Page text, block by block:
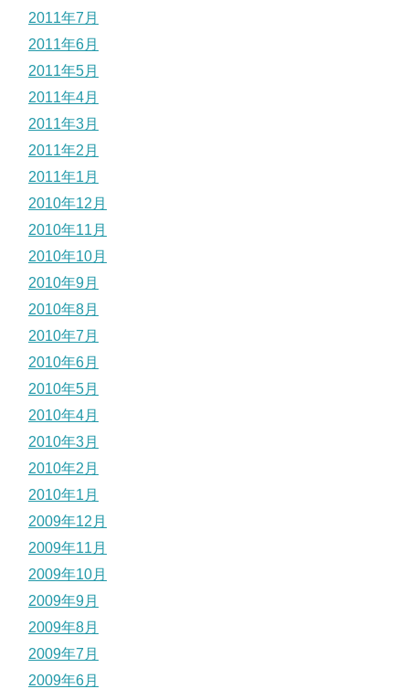
2011年7月
2011年6月
2011年5月
2011年4月
2011年3月
2011年2月
2011年1月
2010年12月
2010年11月
2010年10月
2010年9月
2010年8月
2010年7月
2010年6月
2010年5月
2010年4月
2010年3月
2010年2月
2010年1月
2009年12月
2009年11月
2009年10月
2009年9月
2009年8月
2009年7月
2009年6月